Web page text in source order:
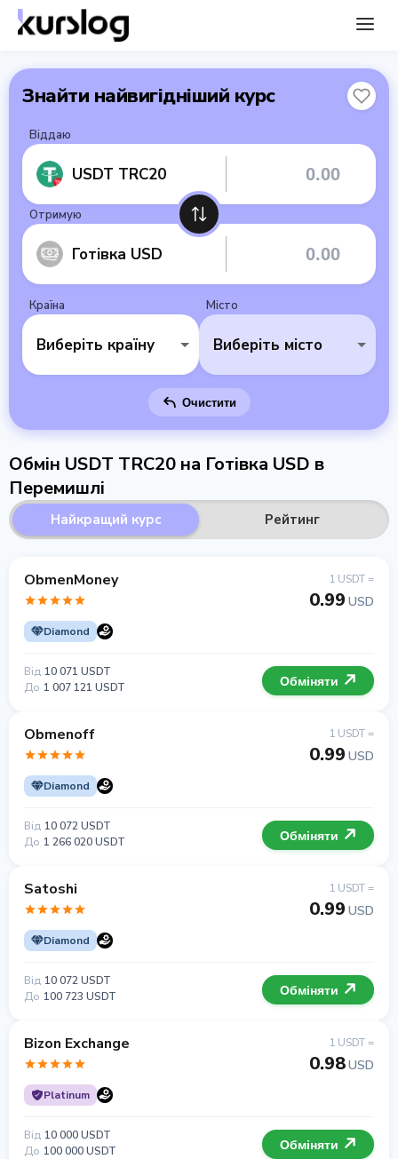
Знайти найвигідніший курс
Віддаю
USDT TRC20
Отримую
Готівка USD
Країна
Виберіть країну
Місто
Виберіть місто
Очистити
Обмін USDT TRC20 на Готівка USD в
Перемишлі
Найкращий курс Рейтинг
ObmenMoney
Diamond
1 USDT =
0.99 USD
Від 10 071 USDT
До 1 007 121 USDT Обміняти
Obmenoff
Diamond
1 USDT =
0.99 USD
Від 10 072 USDT
До 1 266 020 USDT Обміняти
Satoshi
Diamond
1 USDT =
0.99 USD
Від 10 072 USDT
До 100 723 USDT Обміняти
Bizon Exchange
Platinum
1 USDT =
0.98USD
Від 10 000 USDT
До 100 000 USDT Обміняти